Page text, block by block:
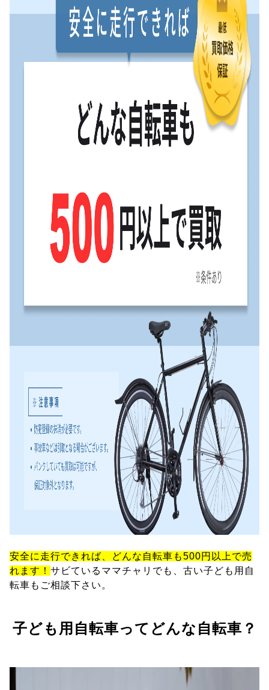
安全に走行できれば、どんな自転車も500円以上で売
れます！ サビているママチャリでも、古い子ども用自
転車もご相談下さい。
子ども用自転車ってどんな自転車？